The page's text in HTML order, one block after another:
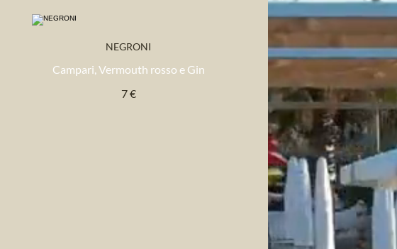
NEGRONI
Campari, Vermouth rosso e Gin
7 €